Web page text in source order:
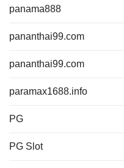
panama888
pananthai99.com
pananthai99.com
paramax1688.info
PG
PG Slot